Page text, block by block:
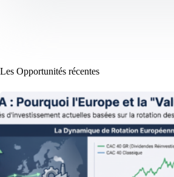
Les Opportunités récentes